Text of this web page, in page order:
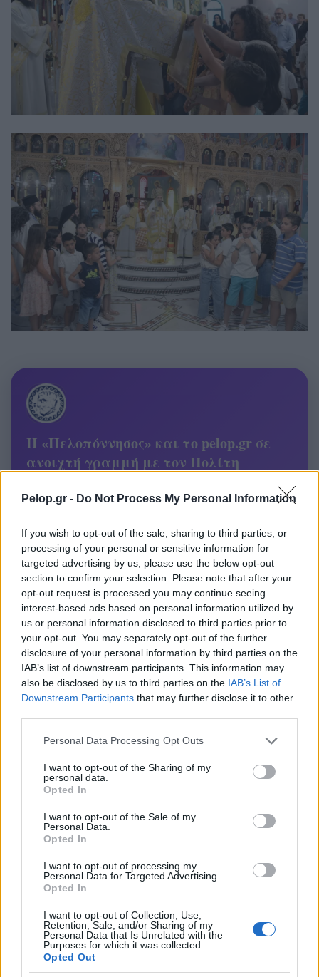
Pelop.gr - Do Not Process My Personal Information
If you wish to opt-out of the sale, sharing to third parties, or
processing of your personal or sensitive information for
targeted advertising by us, please use the below opt-out
section to confirm your selection. Please note that after your
opt-out request is processed you may continue seeing
interest-based ads based on personal information utilized by
us or personal information disclosed to third parties prior to
your opt-out. You may separately opt-out of the further
disclosure of your personal information by third parties on the
IAB’s list of downstream participants. This information may
also be disclosed by us to third parties on the IAB’s List of
Downstream Participants that may further disclose it to other
Please note that this website/app uses one or more Google
not limited to your visit or usage behaviour. You may click to
grant or deny consent to Google and its third-party tags to
use your data for below specified purposes in below Google
consent section.
Personal Data Processing Opt Outs
I want to opt-out of the Sharing of my
personal data.
Opted In
I want to opt-out of the Sale of my
Personal Data.
Opted In
I want to opt-out of processing my
Personal Data for Targeted Advertising.
Opted In
I want to opt-out of Collection, Use,
Retention, Sale, and/or Sharing of my
Personal Data that Is Unrelated with the
Purposes for which it was collected.
Opted Out
Η «Πελοπόννησος» και το pelop.gr σε
ανοιχτή γραμμή με τον Πολίτη
καταγγελίες ή ιδέες για τη γειτονιά σου.
Viber: +306909196125
Στείλε μήνυμα στο Viber
Ακολουθήστε μας για όλες τις ειδήσειςστο Bing News
και το Google News
Από το Δίκτυο